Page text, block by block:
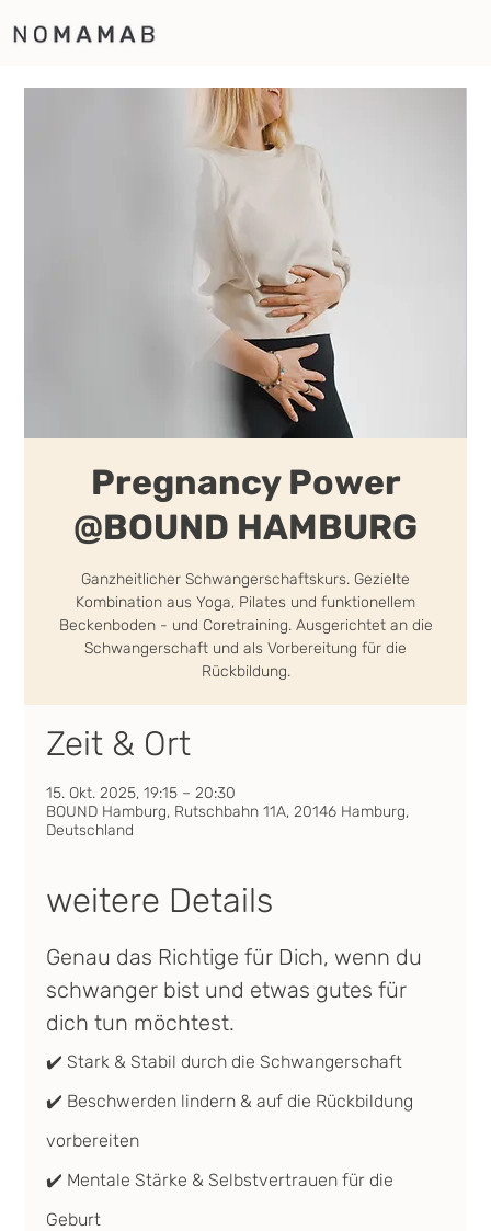
Pregnancy Power
@BOUND HAMBURG
Ganzheitlicher Schwangerschaftskurs. Gezielte
Kombination aus Yoga, Pilates und funktionellem
Beckenboden - und Coretraining. Ausgerichtet an die
Schwangerschaft und als Vorbereitung für die
Rückbildung.
Zeit & Ort
15. Okt. 2025, 19:15 – 20:30
BOUND Hamburg, Rutschbahn 11A, 20146 Hamburg,
Deutschland
weitere Details
Genau das Richtige für Dich, wenn du
schwanger bist und etwas gutes für
dich tun möchtest.
✔️ Stark & Stabil durch die Schwangerschaft
✔️ Beschwerden lindern & auf die Rückbildung
vorbereiten
✔️ Mentale Stärke & Selbstvertrauen für die
Geburt